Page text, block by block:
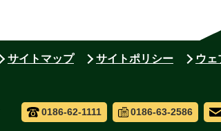
サイトマップ サイトポリシー ウェ
0186-62-1111 0186-63-2586